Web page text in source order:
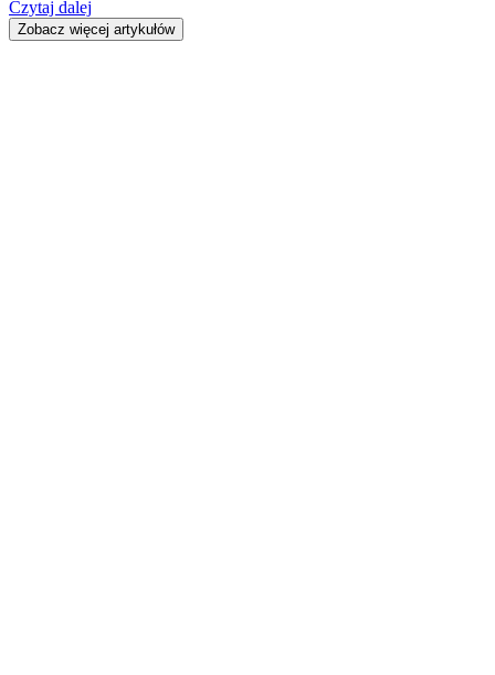
Czytaj dalej
Zobacz więcej artykułów